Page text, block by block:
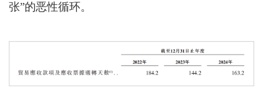
张”的恶性循环。